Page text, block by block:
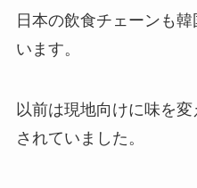
日本の飲食チェーンも
います。
以前は現地向けに味を
されていました。